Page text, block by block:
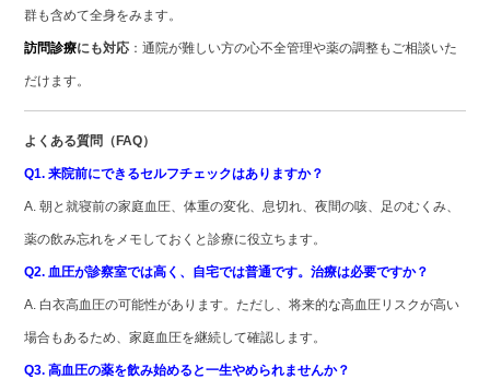
群も含めて全身をみます。
訪問診療にも対応 ：通院が難しい方の心不全管理や薬の調整もご相談いた
だけます。
よくある質問（FAQ）
Q1. 来院前にできるセルフチェックはありますか？
A. 朝と就寝前の家庭血圧、体重の変化、息切れ、夜間の咳、足のむくみ、
薬の飲み忘れをメモしておくと診療に役立ちます。
Q2. 血圧が診察室では高く、自宅では普通です。治療は必要ですか？
A. 白衣高血圧の可能性があります。ただし、将来的な高血圧リスクが高い
場合もあるため、家庭血圧を継続して確認します。
Q3. 高血圧の薬を飲み始めると一生やめられませんか？